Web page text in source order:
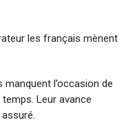
les français mènent
l’occasion de
Leur avance